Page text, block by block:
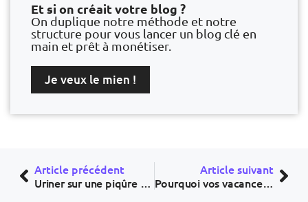
Et si on créait votre blog ?
On duplique notre méthode et notre
structure pour vous lancer un blog clé en
main et prêt à monétiser.
Je veux le mien !
Article précédent
Uriner sur une piqûre de méduse : le geste qui aggrave tout
Article suivant
Pourquoi vos vacances ne guériront pas votre burn-out (et ce qui marche vraiment)